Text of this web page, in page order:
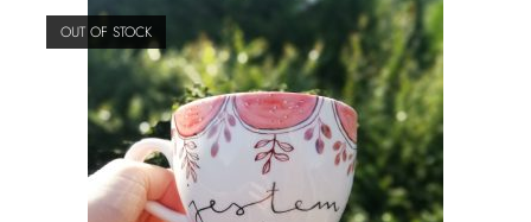
OUT OF STOCK